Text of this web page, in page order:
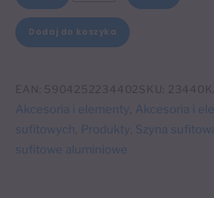
do
szyny
białej
WS
135°
Dodaj do koszyka
e
r
n
EAN: 5904252234402 SKU: 23440
Akcesoria i elementy, Akcesoria i
sufitowych, Produkty, Szyna
sufitowe aluminiowe